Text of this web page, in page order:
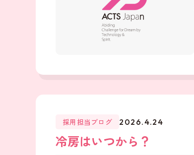
採用担当ブログ 2026.4.24
冷房はいつから？